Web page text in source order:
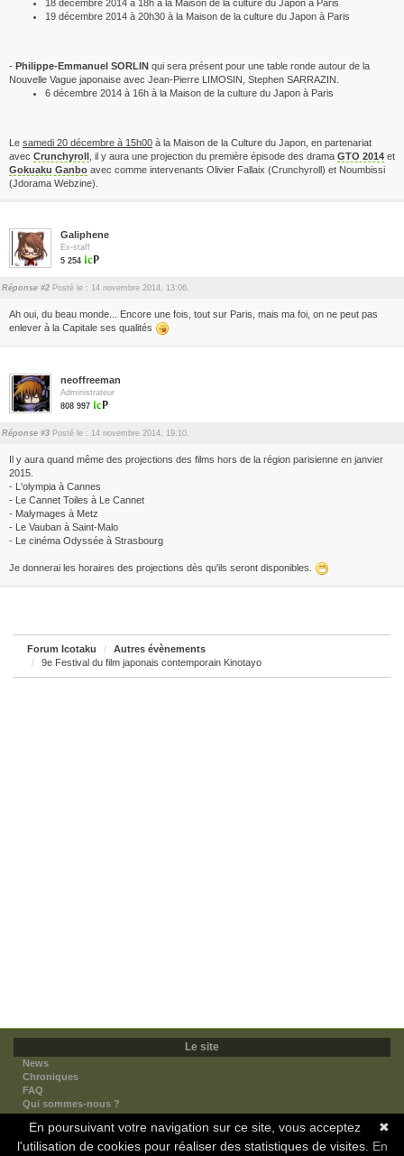
18 décembre 2014 à 18h à la Maison de la culture du Japon à Paris
19 décembre 2014 à 20h30 à la Maison de la culture du Japon à Paris
- Philippe-Emmanuel SORLIN qui sera présent pour une table ronde autour de la
Nouvelle Vague japonaise avec Jean-Pierre LIMOSIN, Stephen SARRAZIN.
6 décembre 2014 à 16h à la Maison de la culture du Japon à Paris
Le samedi 20 décembre à 15h00 à la Maison de la Culture du Japon, en partenariat
avec Crunchyroll , il y aura une projection du première épisode des drama GTO 2014 et
Gokuaku Ganbo avec comme intervenants Olivier Fallaix (Crunchyroll) et Noumbissi
(Jdorama Webzine).
Galiphene
Ex-staff
5 254
Réponse #2 Posté le : 14 novembre 2014, 13:06.
Ah oui, du beau monde... Encore une fois, tout sur Paris, mais ma foi, on ne peut pas
enlever à la Capitale ses qualités
neoffreeman
Administrateur
808 997
Réponse #3 Posté le : 14 novembre 2014, 19:10.
Il y aura quand même des projections des films hors de la région parisienne en janvier
2015.
- L'olympia à Cannes
- Le Cannet Toiles à Le Cannet
- Malymages à Metz
- Le Vauban à Saint-Malo
- Le cinéma Odyssée à Strasbourg
Je donnerai les horaires des projections dès qu'ils seront disponibles.
Forum Icotaku
Autres évènements
9e Festival du film japonais contemporain Kinotayo
Le site
News
Chroniques
FAQ
Qui sommes-nous ?
Nos partenaires
Faites-nous connaitre
Nous contacter
✖
En poursuivant votre navigation sur ce site, vous acceptez
l'utilisation de cookies pour réaliser des statistiques de visites. En